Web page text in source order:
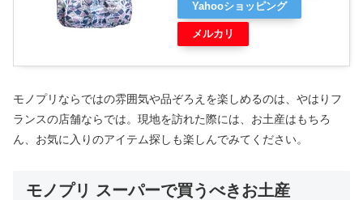
Yahooショッピング
メルカリ
モノプリならではの雰囲気や品ぞろえを楽しめるのは、やはりフ
ランスの店舗ならでは。現地を訪れた際には、お土産はもちろ
ん、お気に入りのアイテム探しも楽しんでみてください。
モノプリ スーパーで買うべきお土産